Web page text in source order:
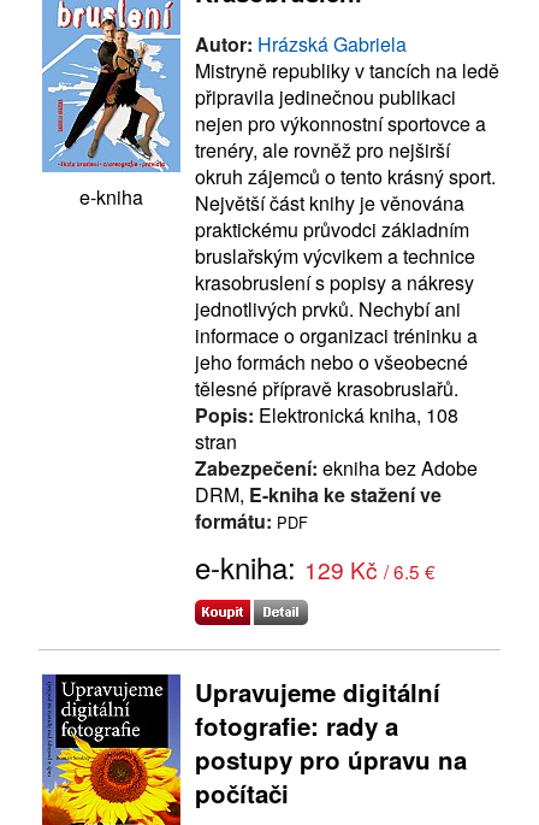
e-kniha
Autor: Hrázská Gabriela
Mistryně republiky v tancích na ledě
připravila jedinečnou publikaci
nejen pro výkonnostní sportovce a
trenéry, ale rovněž pro nejširší
okruh zájemců o tento krásný sport.
Největší část knihy je věnována
praktickému průvodci základním
bruslařským výcvikem a technice
krasobruslení s popisy a nákresy
jednotlivých prvků. Nechybí ani
informace o organizaci tréninku a
jeho formách nebo o všeobecné
tělesné přípravě krasobruslařů.
Popis: Elektronická kniha, 108
stran
Zabezpečení: ekniha bez Adobe
DRM, E-kniha ke stažení ve
formátu: PDF
e-kniha: 129 Kč / 6.5 €
Upravujeme digitální
fotografie: rady a
postupy pro úpravu na
počítači